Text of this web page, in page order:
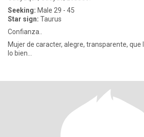
Seeking: Male 29 - 45
Star sign: Taurus
Confianza..
Mujer de caracter, alegre, transparente, que
lo bien...